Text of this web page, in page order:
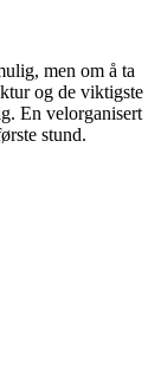
men om å ta
og de viktigste
En velorganisert
stund.